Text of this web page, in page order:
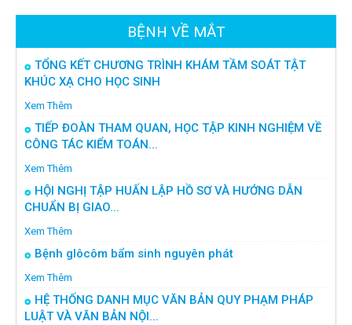
BỆNH VỀ MẮT
TỔNG KẾT CHƯƠNG TRÌNH KHÁM TẦM SOÁT TẬT
KHÚC XẠ CHO HỌC SINH
Xem Thêm
TIẾP ĐOÀN THAM QUAN, HỌC TẬP KINH NGHIỆM VỀ
CÔNG TÁC KIỂM TOÁN...
Xem Thêm
HỘI NGHỊ TẬP HUẤN LẬP HỒ SƠ VÀ HƯỚNG DẪN
CHUẨN BỊ GIAO...
Xem Thêm
Bệnh glôcôm bẩm sinh nguyên phát
Xem Thêm
HỆ THỐNG DANH MỤC VĂN BẢN QUY PHẠM PHÁP
LUẬT VÀ VĂN BẢN NỘI...